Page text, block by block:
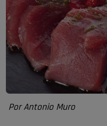
Por Antonio Muro